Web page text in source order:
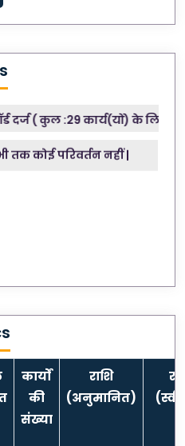
( कुल :29 कार्य(यों) के लिये) |
तिथि पश्चात लंबित |
तक कोई परिवर्तन नहीं |
कार्यों
की
संख्या
राशि
(अनुमानित)